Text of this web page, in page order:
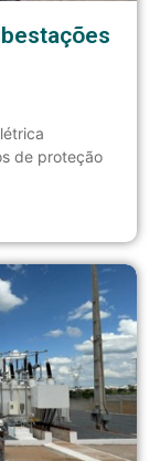
de proteção